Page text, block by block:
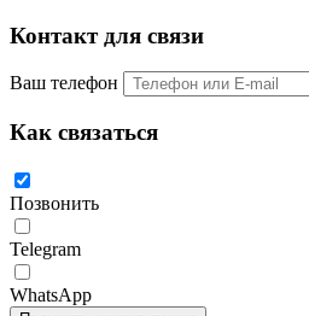
Контакт для связи
Ваш телефон
Как связаться
Позвонить
Telegram
WhatsApp